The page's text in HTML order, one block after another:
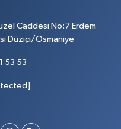
Caddesi No:7 Erdem
Düziçi/Osmaniye
53 53